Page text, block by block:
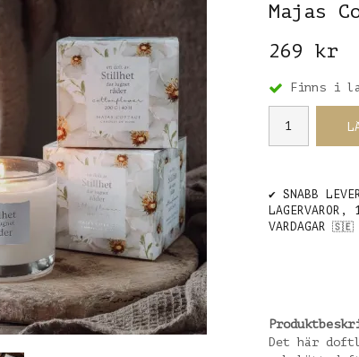
Majas
269 kr
Finns i
✔️ SNABB
LAGERVAROR,
VARDAGAR
🇸🇪
Det här